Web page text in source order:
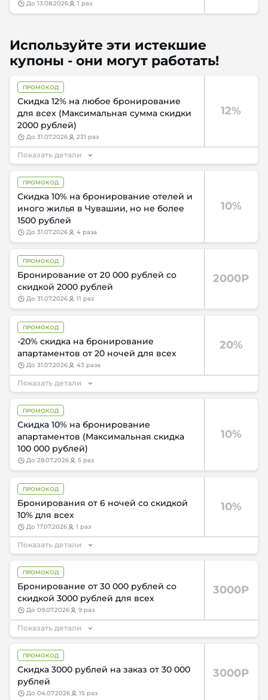
до 13.08.2026 1 раз
Используйте эти истекшие
купоны - они могут работать!
12%
ПРОМОКОД
Скидка 12% на любое бронирование
для всех (Максимальная сумма скидки
2000 рублей)
до 31.07.2026 231 раз
Показать детали
10%
ПРОМОКОД
Скидка 10% на бронирование отелей и
иного жилья в Чувашии, но не более
1500 рублей
до 31.07.2026 4 раза
2000Р
ПРОМОКОД
Бронирование от 20 000 рублей со
скидкой 2000 рублей
до 31.07.2026 11 раз
20%
ПРОМОКОД
-20% скидка на бронирование
апартаментов от 20 ночей для всех
до 31.07.2026 43 раза
Показать детали
10%
ПРОМОКОД
Скидка 10% на бронирование
апартаментов (Максимальная скидка
100 000 рублей)
до 28.07.2026 5 раз
10%
ПРОМОКОД
Бронирования от 6 ночей со скидкой
10% для всех
до 17.07.2026 1 раз
Показать детали
3000Р
ПРОМОКОД
Бронирование от 30 000 рублей со
скидкой 3000 рублей для всех
до 09.07.2026 9 раз
Показать детали
3000Р
ПРОМОКОД
Скидка 3000 рублей на заказ от 30 000
рублей
до 04.07.2026 15 раз